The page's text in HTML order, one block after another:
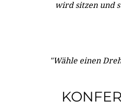
wird sitzen und
"Wähle einen